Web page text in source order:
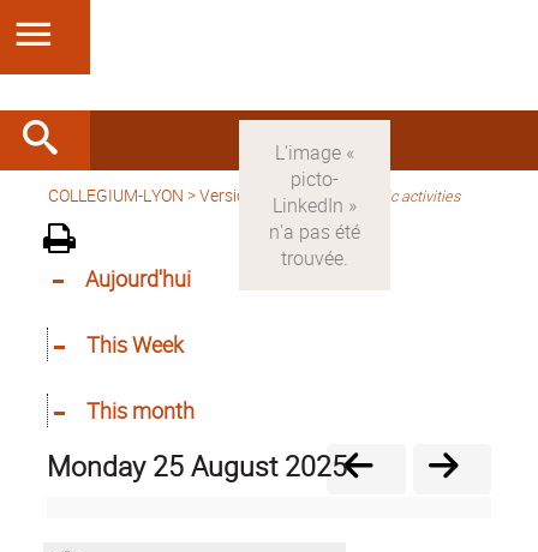
COLLEGIUM-LYON >Version anglaise > Scientific activities
Aujourd'hui
This Week
This month
Monday 25 August 2025